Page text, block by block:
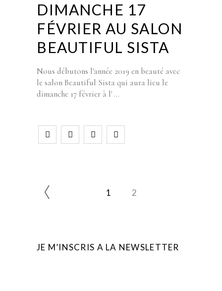
DIMANCHE 17
FÉVRIER AU SALON
BEAUTIFUL SISTA
Nous débutons l'année 2019 en beauté avec
le salon Beautiful Sista qui aura lieu le
dimanche 17 février à l'
1 2
JE M’INSCRIS A LA NEWSLETTER